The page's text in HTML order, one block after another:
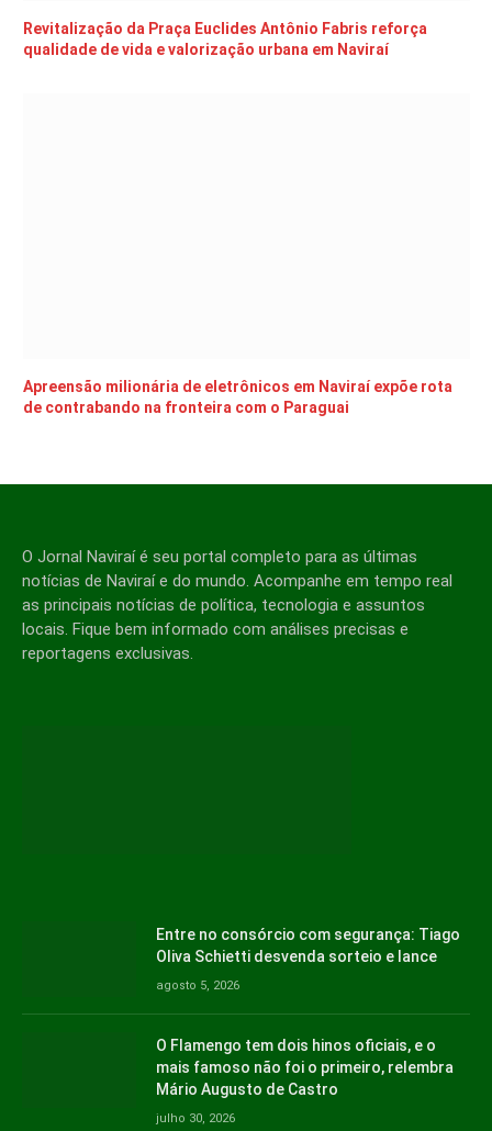
Revitalização da Praça Euclides Antônio Fabris reforça
qualidade de vida e valorização urbana em Naviraí
Apreensão milionária de eletrônicos em Naviraí expõe rota
de contrabando na fronteira com o Paraguai
O Jornal Naviraí é seu portal completo para as últimas
notícias de Naviraí e do mundo. Acompanhe em tempo real
as principais notícias de política, tecnologia e assuntos
locais. Fique bem informado com análises precisas e
reportagens exclusivas.
Entre no consórcio com segurança: Tiago
Oliva Schietti desvenda sorteio e lance
agosto 5, 2026
O Flamengo tem dois hinos oficiais, e o
mais famoso não foi o primeiro, relembra
Mário Augusto de Castro
julho 30, 2026